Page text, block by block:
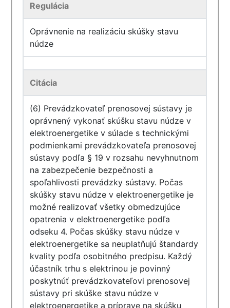
Regulácia
Oprávnenie na realizáciu skúšky stavu
núdze
Citácia
(6) Prevádzkovateľ prenosovej sústavy je
oprávnený vykonať skúšku stavu núdze v
elektroenergetike v súlade s technickými
podmienkami prevádzkovateľa prenosovej
sústavy podľa § 19 v rozsahu nevyhnutnom
na zabezpečenie bezpečnosti a
spoľahlivosti prevádzky sústavy. Počas
skúšky stavu núdze v elektroenergetike je
možné realizovať všetky obmedzujúce
opatrenia v elektroenergetike podľa
odseku 4. Počas skúšky stavu núdze v
elektroenergetike sa neuplatňujú štandardy
kvality podľa osobitného predpisu. Každý
účastník trhu s elektrinou je povinný
poskytnúť prevádzkovateľovi prenosovej
sústavy pri skúške stavu núdze v
elektroenergetike a príprave na skúšku